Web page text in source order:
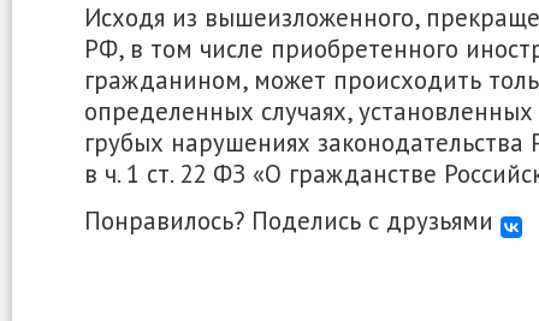
Исходя из вышеизложенного,
РФ, в том числе приобретенного
гражданином, может происходить
определенных случаях,
грубых нарушениях
в ч. 1 ст. 22 ФЗ «О гражданстве
Понравилось? Поделись с друзьями